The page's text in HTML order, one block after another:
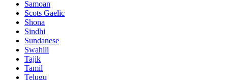
Samoan
Scots Gaelic
Shona
Sindhi
Sundanese
Swahili
Tajik
Tamil
Telugu